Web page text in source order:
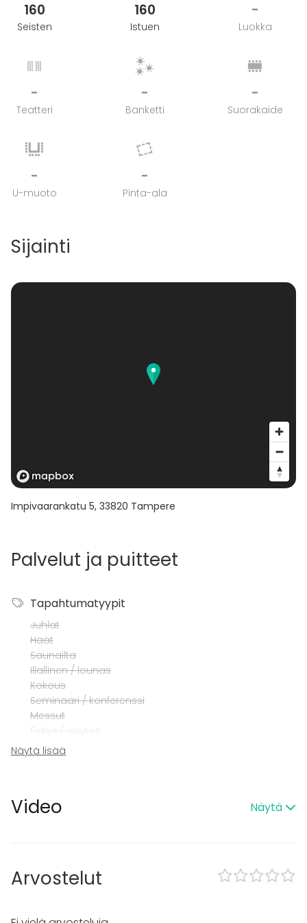
160
Seisten
160
Istuen
-
Luokka
-
Teatteri
-
Banketti
-
Suorakaide
-
U-muoto
-
Pinta-ala
Sijainti
Impivaarankatu 5, 33820 Tampere
Palvelut ja puitteet
Tapahtumatyypit
Juhlat
Häät
Saunailta
Illallinen / lounas
Kokous
Seminaari / konferenssi
Messut
Esitys / näytös
Virkistystilaisuus
Tilatyypit
Näytä lisää
Video Näytä
Arvostelut